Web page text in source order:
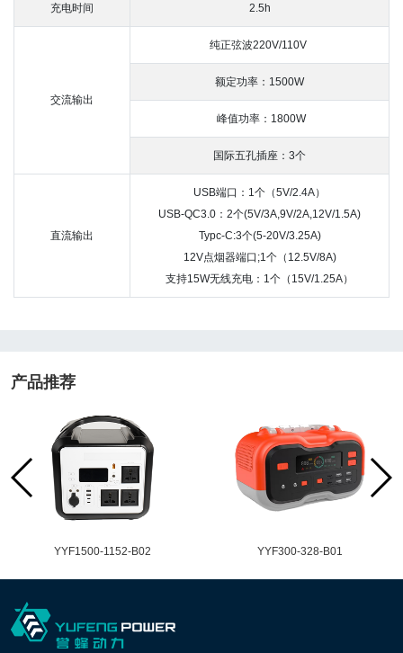
充电时间 2.5h
交流输出
纯正弦波220V/110V
额定功率：1500W
峰值功率：1800W
国际五孔插座：3个
直流输出
USB端口：1个（5V/2.4A）
USB-QC3.0：2个(5V/3A,9V/2A,12V/1.5A)
Typc-C:3个(5-20V/3.25A)
12V点烟器端口;1个（12.5V/8A)
支持15W无线充电：1个（15V/1.25A）
产品推荐
YYF1500-1152-B02 YYF300-328-B01